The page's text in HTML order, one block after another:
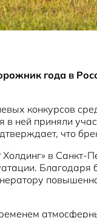
года в
конкурсов
ней приняли
что
в